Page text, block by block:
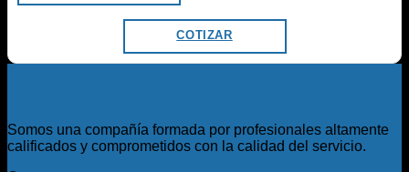
COTIZAR
Somos una compañía formada por profesionales altamente
calificados y comprometidos con la calidad del servicio.